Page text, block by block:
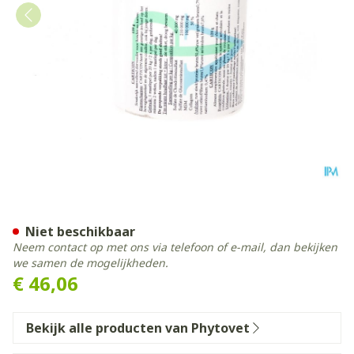
€ 46,06
Niet beschikbaar
Neem contact op met ons via telefoon of e-mail, dan bekijken
we samen de mogelijkheden.
Bekijk alle producten van Phytovet